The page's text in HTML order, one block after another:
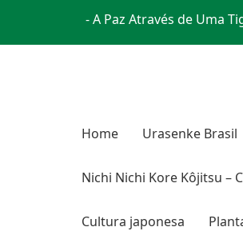
- A Paz Através de Uma
Home Urasenke Brasil
Nichi Nichi Kore Kôjitsu –
Cultura japonesa